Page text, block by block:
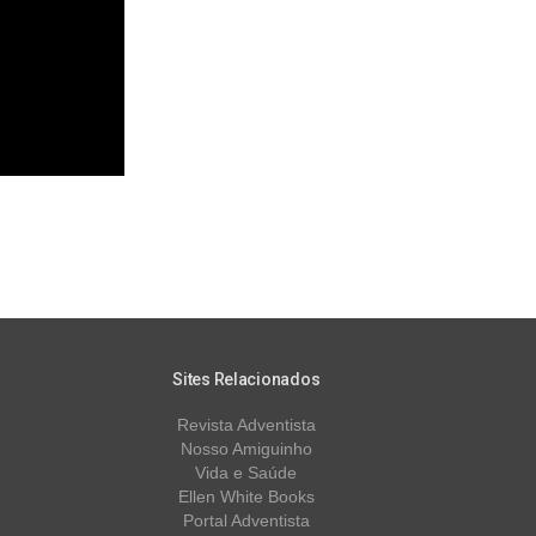
Sites Relacionados
Revista Adventista
Nosso Amiguinho
Vida e Saúde
Ellen White Books
Portal Adventista